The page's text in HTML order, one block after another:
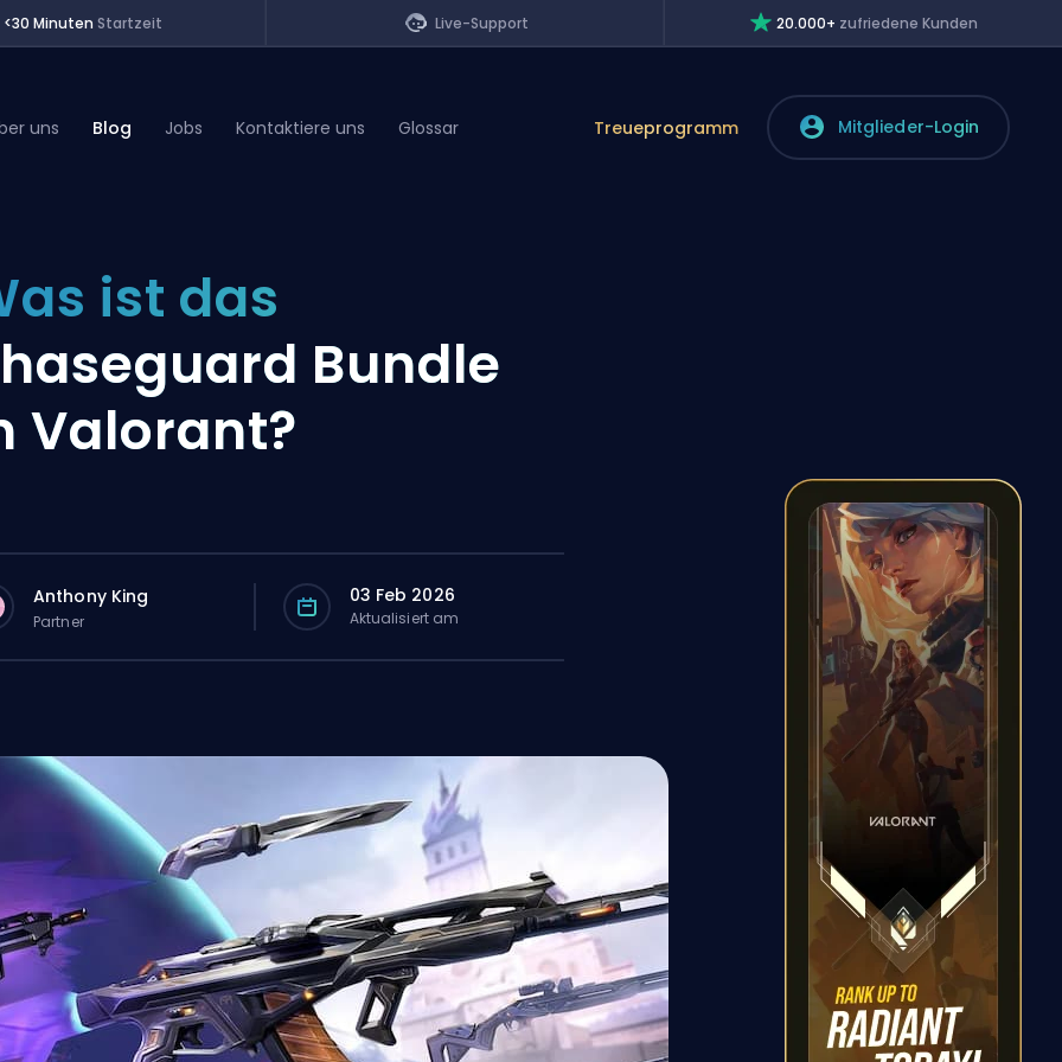
<30 Minuten Startzeit Live-Support 20.000+ zufriedene Kunden
uns Blog Jobs Kontaktiere uns Glossar Treueprogramm Mitglieder-Login
ist das
Bundle
Valorant?
Anthony King
Partner
03 Feb 2026
Aktualisiert am